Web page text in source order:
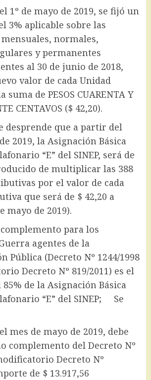
de mayo de 2019, se fijó un
3% aplicable sobre las
normales,
y permanentes
al 30 de junio de 2018,
valor de cada Unidad
de PESOS CUARENTA Y
CENTAVOS ($ 42,20).
desprende que a partir del
2019, la Asignación Básica
“E” del SINEP, será de
de multiplicar las 388
por el valor de cada
que será de $ 42,20 a
mayo de 2019).
para los
agentes de la
Pública (Decreto Nº 1244/1998
Decreto Nº 819/2011) es el
de la Asignación Básica
“E” del SINEP; Se
de mayo de 2019, debe
complemento del Decreto Nº
Decreto Nº
de $ 13.917,56